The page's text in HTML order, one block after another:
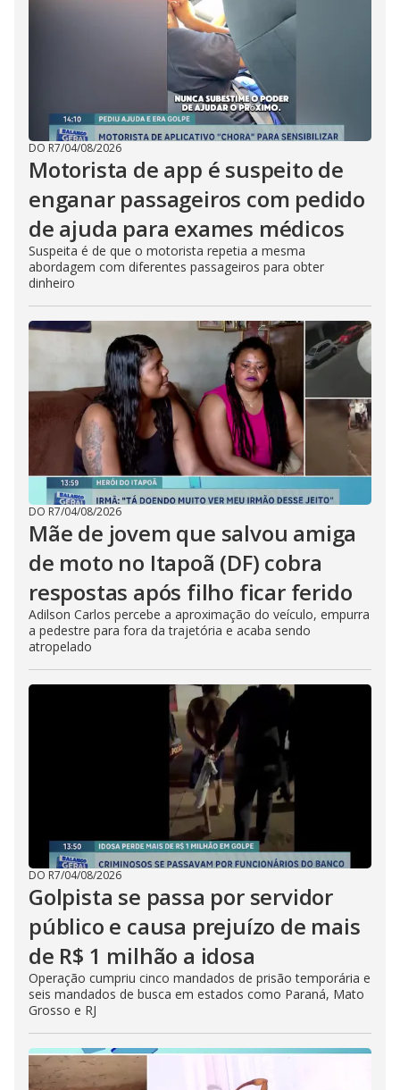
DO R7/04/08/2026
Motorista de app é suspeito de
enganar passageiros com pedido
de ajuda para exames médicos
Suspeita é de que o motorista repetia a mesma
abordagem com diferentes passageiros para obter
dinheiro
DO R7/04/08/2026
Mãe de jovem que salvou amiga
de moto no Itapoã (DF) cobra
respostas após filho ficar ferido
Adilson Carlos percebe a aproximação do veículo, empurra
a pedestre para fora da trajetória e acaba sendo
atropelado
DO R7/04/08/2026
Golpista se passa por servidor
público e causa prejuízo de mais
de R$ 1 milhão a idosa
Operação cumpriu cinco mandados de prisão temporária e
seis mandados de busca em estados como Paraná, Mato
Grosso e RJ